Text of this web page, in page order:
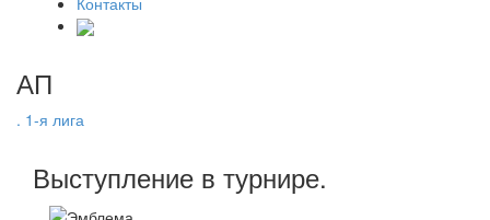
АП
. 1-я лига
Выступление в турнире.